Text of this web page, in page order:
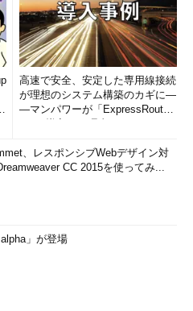
高速で安全、安定した専用線接続
が理想のシステム構築のカギに―
―マンパワーが「ExpressRout
、レスポンシブWebデザイン対
CC 2015を使ってみ...
」が登場